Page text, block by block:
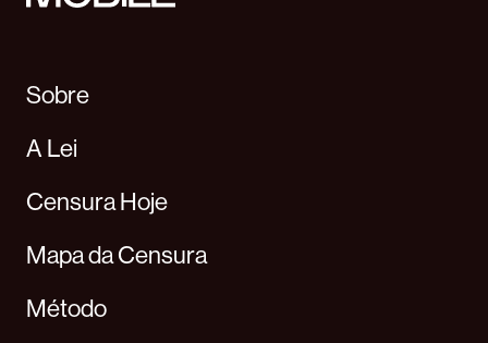
Sobre
A Lei
Censura Hoje
Mapa da Censura
Método